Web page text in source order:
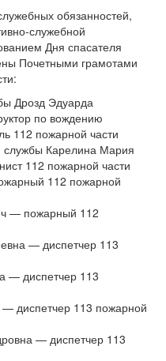
обязанностей,
служебной
Дня спасателя
Почетными грамотами
Дрозд Эдуарда
по вождению
112 пожарной части
службы Карелина Мария
112 пожарной части
112 пожарной
— пожарный 112
— диспетчер 113
— диспетчер 113
диспетчер 113 пожарной
— диспетчер 113